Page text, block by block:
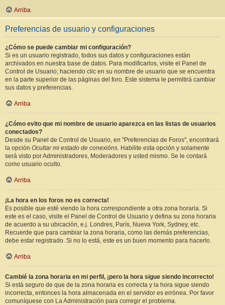
Arriba
Preferencias de usuario y configuraciones
¿Cómo se puede cambiar mi configuración?
Si es un usuario registrado, todos sus datos y configuraciones están
archivados en nuestra base de datos. Para modificarlos, visite el Panel de
Control de Usuario; haciendo clic en su nombre de usuario que se encuentra
en la parte superior de las páginas del foro. Este sistema le permitirá cambiar
sus datos y preferencias.
Arriba
¿Cómo evito que mi nombre de usuario aparezca en las listas de usuarios
conectados?
Desde su Panel de Control de Usuario, en "Preferencias de Foros", encontrará
la opción Ocultar mi estado de conexións. Habilite esta opción y solamente
será visto por Administradores, Moderadores y usted mismo. Se le contará
como usuario oculto.
Arriba
¡La hora en los foros no es correcta!
Es posible que esté viendo la hora correspondiente a otra zona horaria. Si
este es el caso, visite el Panel de Control de Usuario y defina su zona horaria
de acuerdo a su ubicación, e.j. Londres, París, Nueva York, Sydney, etc.
Recuerde que para cambiar la zona horaria, como las demás preferencias,
debe estar registrado. Si no lo está, este es un buen momento para hacerlo.
Arriba
Cambié la zona horaria en mi perfil, ¡pero la hora sigue siendo incorrecto!
Si está seguro de que de la zona horaria es correcta y la hora sigue siendo
incorrecta, entonces la hora almacenada en el servidor es errónea. Por favor
comuníquese con La Administración para corregir el problema.